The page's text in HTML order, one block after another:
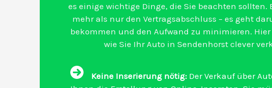
es einige wichtige Dinge, die Sie beachten sollten.
mehr als nur den Vertragsabschluss – es geht
bekommen und den Aufwand zu minimieren.
wie Sie Ihr Auto in Sendenhorst clever
Keine Inserierung nötig: Der Verkauf über